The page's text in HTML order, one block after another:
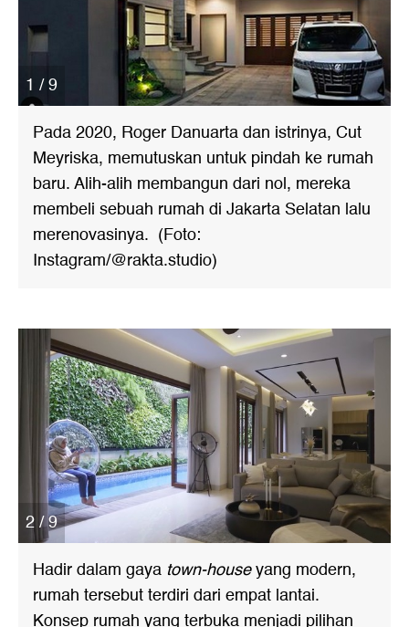
1 / 9
Pada 2020, Roger Danuartadan istrinya, Cut
Meyriska, memutuskan untuk pindah ke rumah
baru. Alih-alih membangun dari nol, mereka
membeli sebuah rumah di Jakarta Selatan lalu
merenovasinya. (Foto:
Instagram/@rakta.studio)
2 / 9
Hadir dalam gaya town-houseyang modern,
rumah tersebut terdiri dari empat lantai.
Konsep rumah yang terbuka menjadi pilihan